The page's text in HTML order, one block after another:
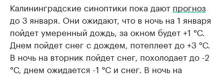
Калининградские синоптики пока дают прогноз
до 3 января. Они ожидают, что в ночь на 1 января
пойдет умеренный дождь, за окном будет +1 °С.
Днем пойдет снег с дождем, потеплеет до +3 °С.
В ночь на вторник пойдет снег, похолодает до -2
°С, днем ожидается -1 °С и снег. В ночь на